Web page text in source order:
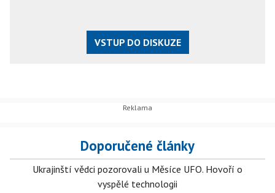
VSTUP DO DISKUZE
Doporučené články
Ukrajinští vědci pozorovali u Měsíce UFO. Hovoří o
vyspělé technologii